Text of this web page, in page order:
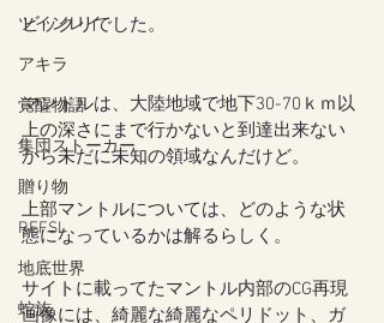
ツインレイ
アキラ
覚醒物語
集団ストーカー
贈り物
REFSI
地底世界
蛇族
ビックリでした。
マントルは、大陸地域で地下30-70ｋｍ以
上の深さにまで行かないと到達出来ない
から未だに未知の領域なんだけど。
上部マントルについては、どのような状
態になっているかは解るらしく。
サイトに載ってたマントル内部のCG再現
画像には、綺麗な綺麗なペリドット、ガ